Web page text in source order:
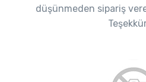
düşünmeden sipariş